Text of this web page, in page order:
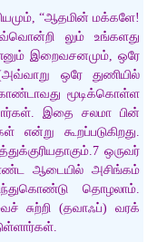
“ஆதமின் மக்களே!
லும் உங்களது
இறைவசனமும், ஒரே
ஒரே துணியில்
மூடிக்கொள்ள
இதை சலமா பின்
என்று கூறப்படுகிறது.
ஒருவர்
ஆடையில் அசிங்கம்
தொழலாம்.
சுற்றி (தவாஃப்) வரக்